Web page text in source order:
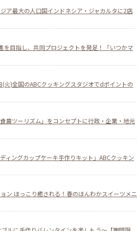
ア最大の人口国インドネシア・ジャカルタに2店
目指し、共同プロジェクトを発足！「いつかマ
火)全国のABCクッキングスタジオでdポイントの
農ツーリズム」をコンセプトに行政・企業・地元
ィングカップケーキ手作りキット」ABCクッキン
ン ほっこり癒される！春のほんわかスイーツメニ